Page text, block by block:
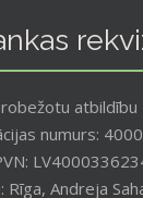
atbildību
numurs:
Rīga, Andreja